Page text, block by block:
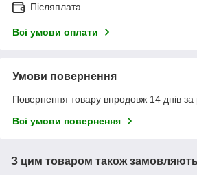
Післяплата
Всі умови оплати
Умови повернення
Повернення товару впродовж 14 днів за
Всі умови повернення
З цим товаром також замовляють